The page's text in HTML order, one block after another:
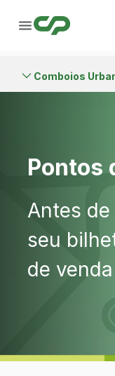
Comboios
Pontos
Antes
seu
de